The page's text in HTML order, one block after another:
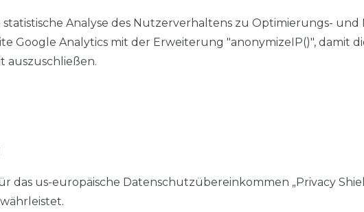
Analyse des Nutzerverhaltens zu Optimierungs-
Google Analytics mit der Erweiterung "anonymizeIP()", damit
auszuschließen.
das us-europäische Datenschutzübereinkommen „Privacy